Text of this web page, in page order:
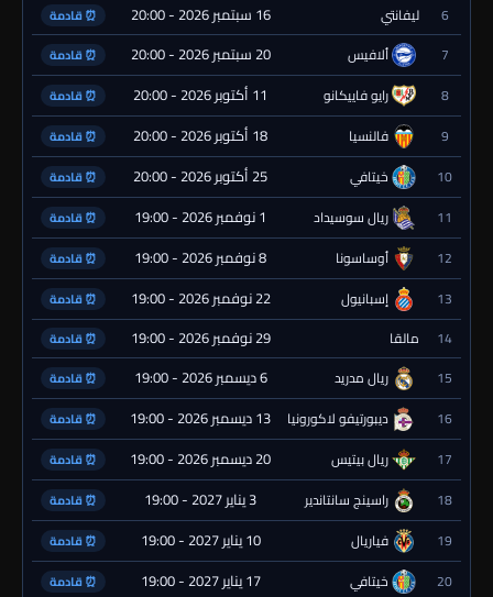
6 ليفانتي 16 سبتمبر 2026 - 20:00 ⏰ قادمة
7 ألافيس 20 سبتمبر 2026 - 20:00 ⏰ قادمة
8 رايو فاييكانو 11 أكتوبر 2026 - 20:00 ⏰ قادمة
9 فالنسيا 18 أكتوبر 2026 - 20:00 ⏰ قادمة
10 خيتافي 25 أكتوبر 2026 - 20:00 ⏰ قادمة
11 ريال سوسيداد 1 نوفمبر 2026 - 19:00 ⏰ قادمة
12 أوساسونا 8 نوفمبر 2026 - 19:00 ⏰ قادمة
13 إسبانيول 22 نوفمبر 2026 - 19:00 ⏰ قادمة
14 مالقا 29 نوفمبر 2026 - 19:00 ⏰ قادمة
15 ريال مدريد 6 ديسمبر 2026 - 19:00 ⏰ قادمة
16 ديبورتيفو لاكورونيا 13 ديسمبر 2026 - 19:00 ⏰ قادمة
17 ريال بيتيس 20 ديسمبر 2026 - 19:00 ⏰ قادمة
18 راسينج سانتاندير 3 يناير 2027 - 19:00 ⏰ قادمة
19 فياريال 10 يناير 2027 - 19:00 ⏰ قادمة
20 خيتافي 17 يناير 2027 - 19:00 ⏰ قادمة